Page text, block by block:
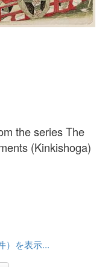
the series The
(Kinkishoga)
）を表示...